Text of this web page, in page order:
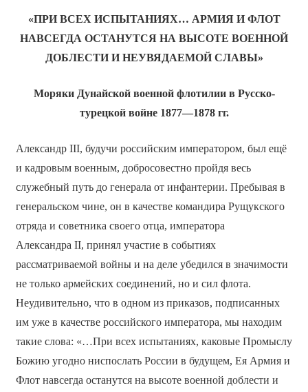
«ПРИ ВСЕХ ИСПЫТАНИЯХ… АРМИЯ И ФЛОТ
НАВСЕГДА ОСТАНУТСЯ НА ВЫСОТЕ ВОЕННОЙ
ДОБЛЕСТИ И НЕУВЯДАЕМОЙ СЛАВЫ»
Моряки Дунайской военной флотилии в Русско-
турецкой войне 1877—1878 гг.
Александр III, будучи российским императором, был ещё
и кадровым военным, добросовестно пройдя весь
служебный путь до генерала от инфантерии. Пребывая в
генеральском чине, он в качестве командира Рущукского
отряда и советника своего отца, императора
Александра II, принял участие в событиях
рассматриваемой войны и на деле убедился в значимости
не только армейских соединений, но и сил флота.
Неудивительно, что в одном из приказов, подписанных
им уже в качестве российского императора, мы находим
такие слова: «…При всех испытаниях, каковые Промыслу
Божию угодно ниспослать России в будущем, Ея Армия и
Флот навсегда останутся на высоте военной доблести и